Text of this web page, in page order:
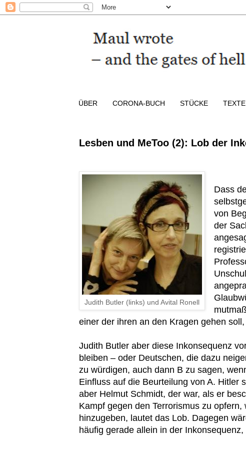
ÜBER CORONA-BUCH STÜCKE TEXTE
Lesben und MeToo (2): Lob der
Judith Butler (links) und Avital Ronell
Dass
von
der
einer der ihren an den Kragen gehen
Judith Butler aber diese Inkonsequenz
bleiben – oder Deutschen, die dazu
zu würdigen, auch dann B zu sagen,
Einfluss auf die Beurteilung von A. Hitler
aber Helmut Schmidt, der war, als er
Kampf gegen den Terrorismus zu
hinzugeben, lautet das Lob. Dagegen
häufig gerade allein in der